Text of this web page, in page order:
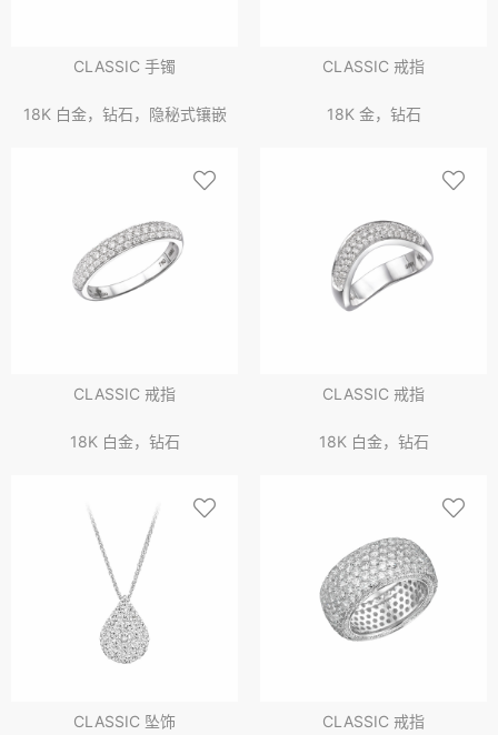
CLASSIC 手镯
18K 白金，钻石，隐秘式镶嵌
CLASSIC 戒指
18K 金，钻石
CLASSIC 戒指
18K 白金，钻石
CLASSIC 戒指
18K 白金，钻石
CLASSIC 坠饰 CLASSIC 戒指